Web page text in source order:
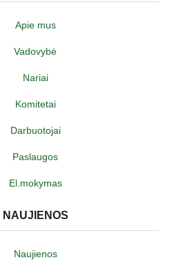
Apie mus
Vadovybė
Nariai
Komitetai
Darbuotojai
Paslaugos
El.mokymas
NAUJIENOS
Naujienos